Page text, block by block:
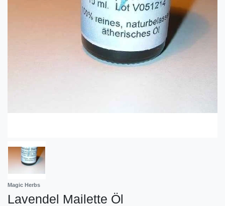
Magic Herbs
Lavendel Mailette Öl